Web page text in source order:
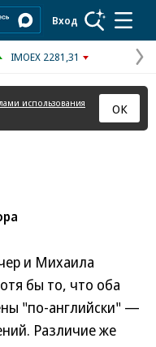
Вход
IMOEX 2281,31
использования
ОК
и Михаила
бы то, что оба
"по-английски" —
Различие же